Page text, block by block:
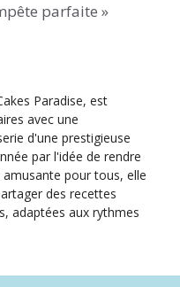
parfaite »
Paradise, est
avec une
d'une prestigieuse
par l'idée de rendre
pour tous, elle
des recettes
adaptées aux rythmes